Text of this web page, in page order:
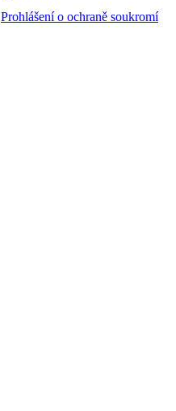
Prohlášení o ochraně soukromí